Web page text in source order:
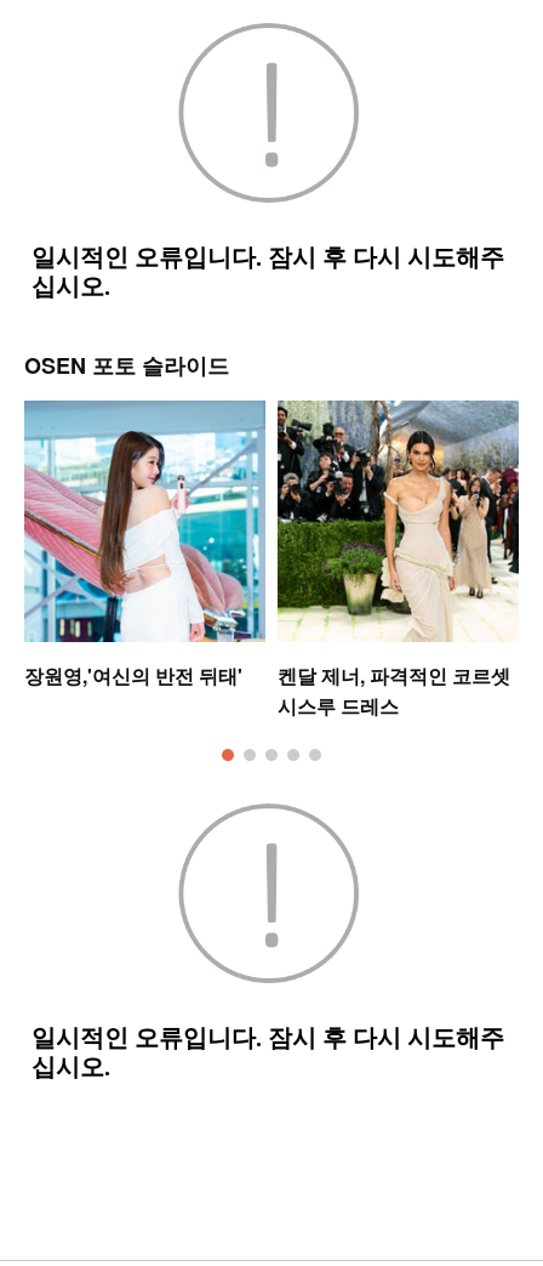
OSEN 포토 슬라이드
장원영,'여신의 반전 뒤태'
켄달 제너, 파격적인 코르셋
시스루 드레스